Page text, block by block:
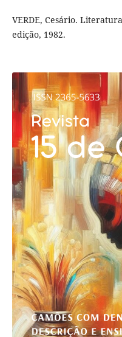
VERDE, Cesário.
edição, 1982.